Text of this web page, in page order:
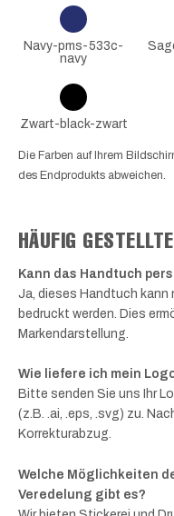
Navy-pms-533c-
navy
Zwart-black-zwart
Die Farben auf Ihrem
des Endprodukts abweichen.
HÄUFIG
Kann das Handtuch
Ja, dieses Handtuch kann
bedruckt werden. Dies
Markendarstellung.
Wie liefere ich mein
Bitte senden Sie uns Ihr
(z.B. .ai, .eps, .svg) zu.
Korrekturabzug.
Welche Möglichkeiten
Veredelung gibt es?